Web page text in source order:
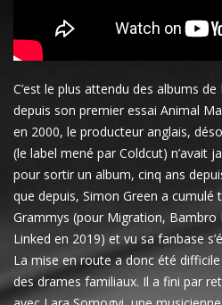
C’est le plus attendu des albums
depuis son premier essai Animal
en 2000, le producteur anglais,
(le label mené par Coldcut) n’avait
pour sortir un album, cinq ans
que depuis, Simon Green a
Grammys (pour Migration, Bambro
Linked en 2019) et vu sa fanbase
La mise en route a donc été
des drames familiaux. Il a fini par